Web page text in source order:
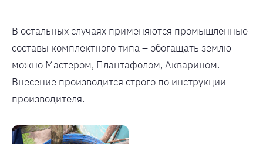
В остальных случаях применяются промышленные
составы комплектного типа – обогащать землю
можно Мастером, Плантафолом, Акварином.
Внесение производится строго по инструкции
производителя.